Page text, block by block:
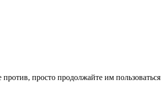
просто продолжайте им пользоваться